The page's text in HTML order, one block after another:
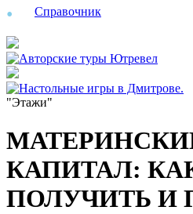
Справочник
"Этажи"
КАПИТАЛ:
ПОЛУЧИТЬ И